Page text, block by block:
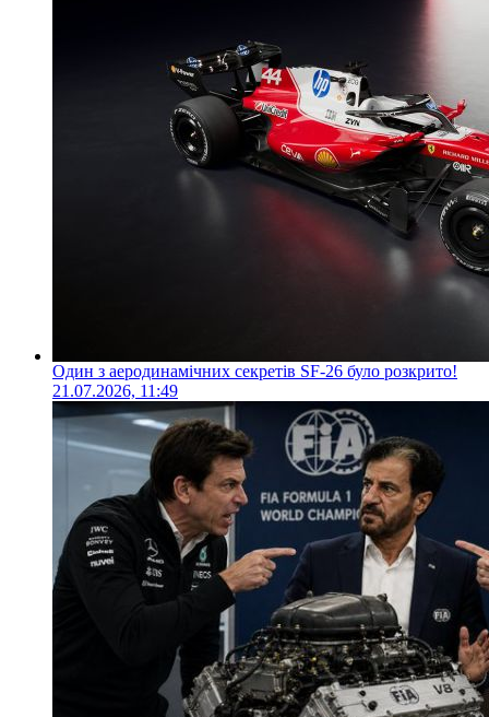
Один з аеродинамічних секретів SF-26 було розкрито!
21.07.2026, 11:49